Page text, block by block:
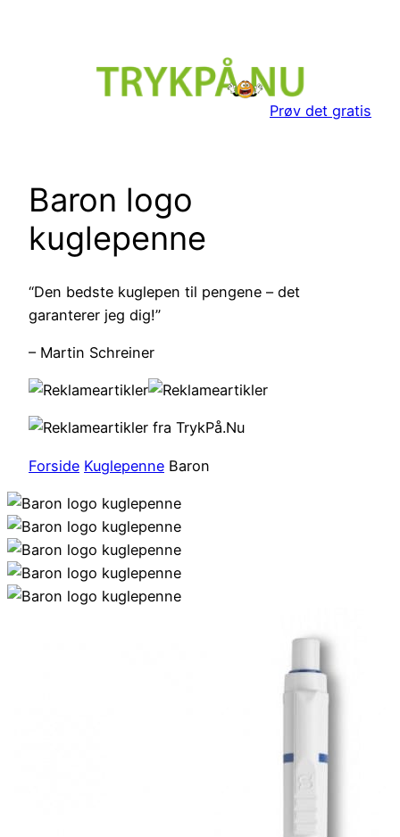
Prøv det gratis
Baron logo
kuglepenne
“Den bedste kuglepen til pengene – det
garanterer jeg dig!”
– Martin Schreiner
Forside Kuglepenne Baron